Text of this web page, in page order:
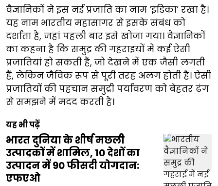
वैज्ञानिकों ने इस नई प्रजाति का नाम ‘इंडिका’ रखा है।
यह नाम भारतीय महासागर से इसके संबंध को
दर्शाता है, जहां पहली बार इसे खोजा गया। वैज्ञानिकों
का कहना है कि समुद्र की गहराइयों में कई ऐसी
प्रजातियां हो सकती हैं, जो देखने में एक जैसी लगती
हैं, लेकिन जैविक रूप से पूरी तरह अलग होती हैं। ऐसी
प्रजातियों की पहचान समुद्री पर्यावरण को बेहतर ढंग
से समझने में मदद करती है।
यह भी पढ़ें
भारत दुनिया के शीर्ष मछली
उत्पादकों में शामिल, 10 देशों का
उत्पादन में 90 फीसदी योगदान:
एफएओ